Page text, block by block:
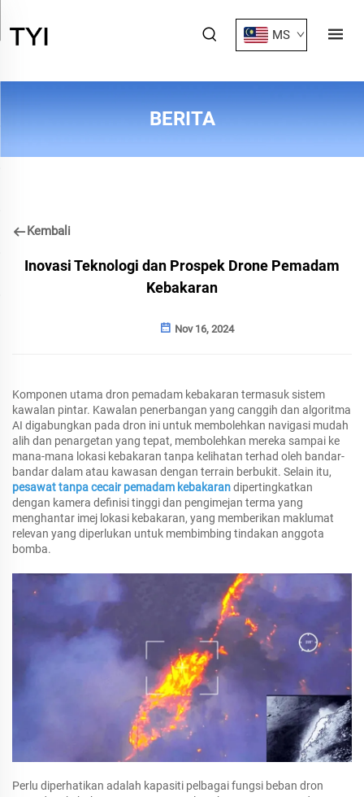
MS
BERITA
Kembali
Inovasi Teknologi dan Prospek Drone Pemadam
Kebakaran
Nov 16, 2024
Komponen utama dron pemadam kebakaran termasuk sistem
kawalan pintar. Kawalan penerbangan yang canggih dan algoritma
AI digabungkan pada dron ini untuk membolehkan navigasi mudah
alih dan penargetan yang tepat, membolehkan mereka sampai ke
mana-mana lokasi kebakaran tanpa kelihatan terhad oleh bandar-
bandar dalam atau kawasan dengan terrain berbukit. Selain itu,
pesawat tanpa cecair pemadam kebakarandipertingkatkan
dengan kamera definisi tinggi dan pengimejan terma yang
menghantar imej lokasi kebakaran, yang memberikan maklumat
relevan yang diperlukan untuk membimbing tindakan anggota
bomba.
Perlu diperhatikan adalah kapasiti pelbagai fungsi beban dron